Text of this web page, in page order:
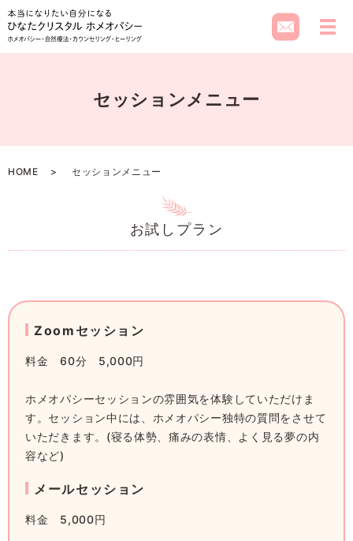
メ
セッションメニュー
HOME セッションメニュー
お試しプラン
Zoomセッション
料金 60分 5,000円
ホメオパシーセッションの雰囲気を体験していただけま
す。セッション中には、ホメオパシー独特の質問をさせて
いただきます。(寝る体勢、痛みの表情、よく見る夢の内
容など)
メールセッション
料金 5,000円